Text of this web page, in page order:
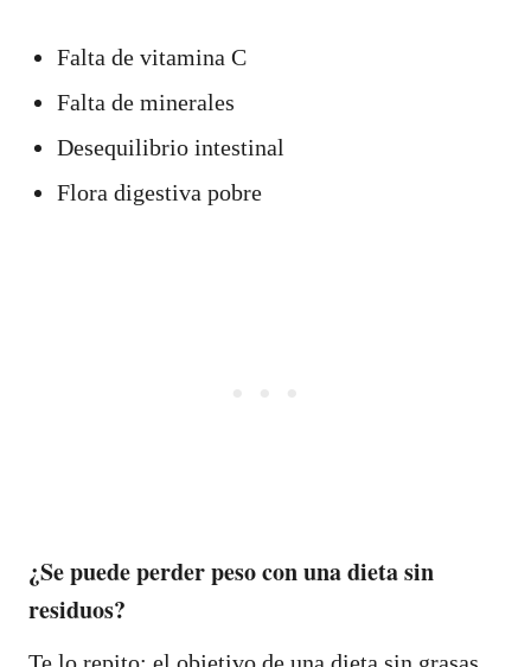
Falta de vitamina C
Falta de minerales
Desequilibrio intestinal
Flora digestiva pobre
¿Se puede perder peso con una dieta sin
residuos?